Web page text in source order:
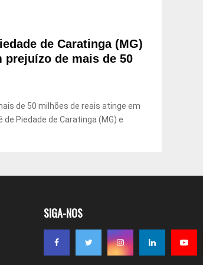
de Caratinga (MG)
prejuízo de mais de 50
de 50 milhões de reais atinge em
Piedade de Caratinga (MG) e
SIGA-NOS